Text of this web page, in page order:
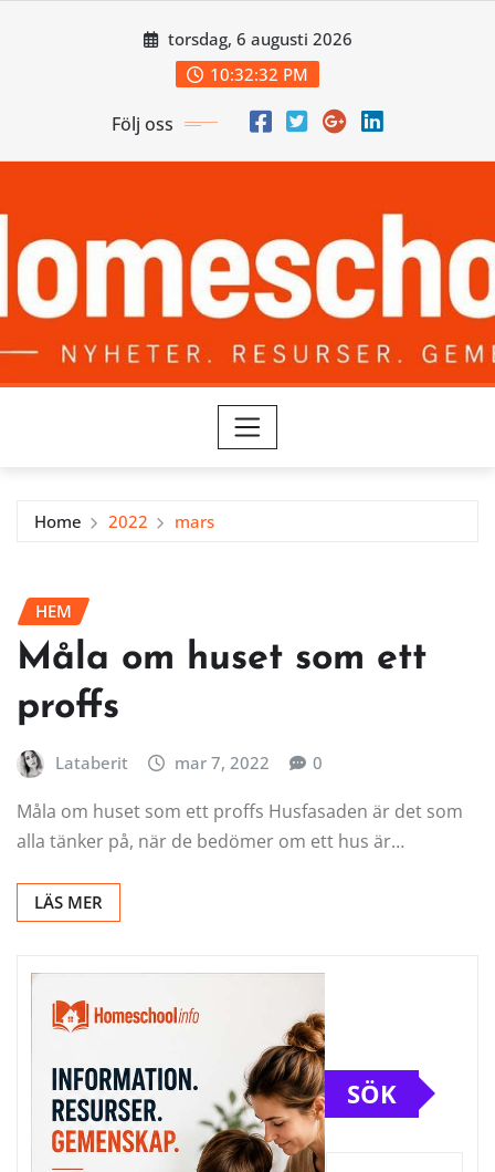
torsdag, 6 augusti 2026
10:32:33 PM
Följ oss
Home 2022 mars
HEM
Måla om huset som ett
proffs
Lataberit mar 7, 2022 0
Måla om huset som ett proffs Husfasaden är det som
alla tänker på, när de bedömer om ett hus är…
LÄS MER
SÖK